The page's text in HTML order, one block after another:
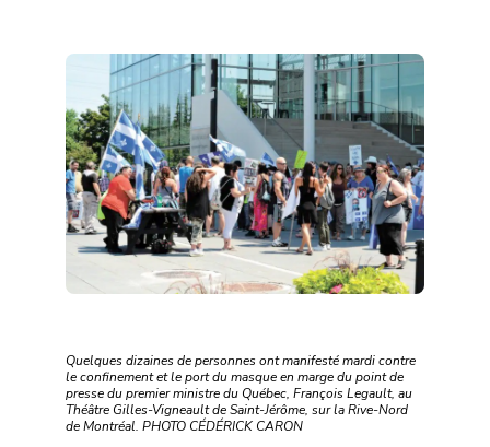
Quelques dizaines de personnes ont manifesté mardi contre
le confinement et le port du masque en marge du point de
presse du premier ministre du Québec, François Legault, au
Théâtre Gilles-Vigneault de Saint-Jérôme, sur la Rive-Nord
de Montréal. PHOTO CÉDÉRICK CARON